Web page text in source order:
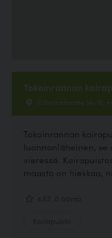
Tokoinrannan
Eläintarhantie 14-18,
Tokoinrannan
luonnonläheinen,
vieressä.
maasto on hiekkaa,